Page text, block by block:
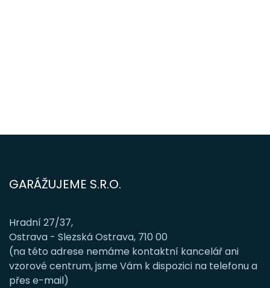
GARÁŽUJEME S.R.O.
Hradní 27/37,
Ostrava - Slezská Ostrava, 710 00
(na této adrese nemáme kontaktní kancelář ani
vzorové centrum, jsme Vám k dispozici na telefonu a
přes e-mail)